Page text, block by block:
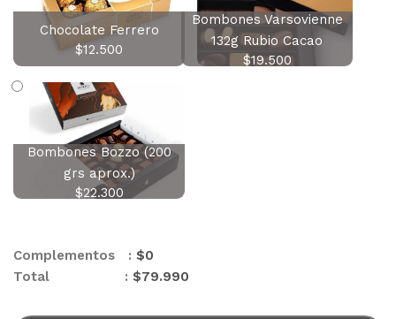
Chocolate Ferrero
$12.500
Bombones Varsovienne
132g Rubio Cacao
$19.500
Bombones Bozzo (200
grs aprox.)
$22.300
Complementos : $0
Total : $79.990